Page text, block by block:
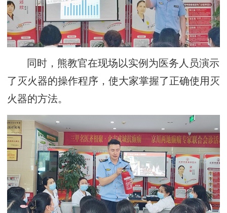
同时，熊教官在现场以实例为医务人员演示
了灭火器的操作程序，使大家掌握了正确使用灭
火器的方法。